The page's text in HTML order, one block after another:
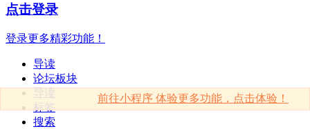
前往小程序 体验更多功能，点击体验！
点击登录
登录更多精彩功能！
导读
论坛板块
导读
标签
搜索